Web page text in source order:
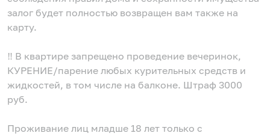
залог будет полностью возвращен вам также на
карту.
‼️ В квартире запрещено проведение вечеринок,
КУРЕНИЕ/парение любых курительных средств и
жидкостей, в том числе на балконе. Штраф 3000
руб.
Проживание лиц младше 18 лет только с